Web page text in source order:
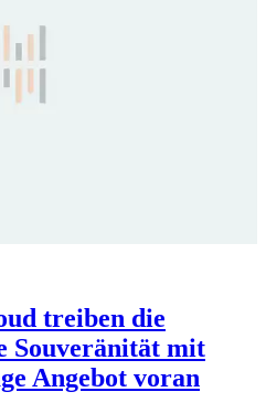
treiben die
Souveränität mit
Angebot voran